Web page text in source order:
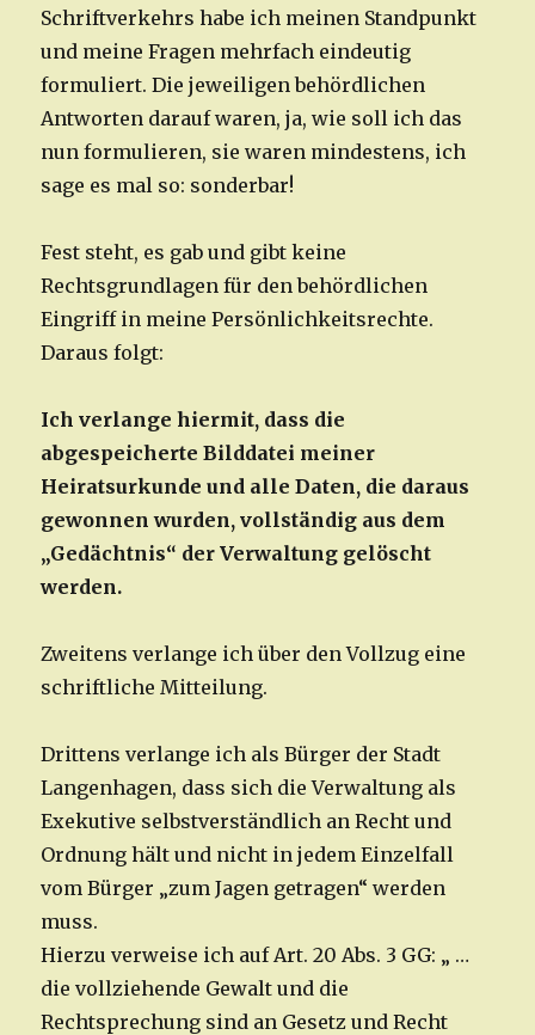
Schriftverkehrs habe ich meinen Standpunkt
und meine Fragen mehrfach eindeutig
formuliert. Die jeweiligen behördlichen
Antworten darauf waren, ja, wie soll ich das
nun formulieren, sie waren mindestens, ich
sage es mal so: sonderbar!
Fest steht, es gab und gibt keine
Rechtsgrundlagen für den behördlichen
Eingriff in meine Persönlichkeitsrechte.
Daraus folgt:
Ich verlange hiermit, dass die
abgespeicherte Bilddatei meiner
Heiratsurkunde und alle Daten, die daraus
gewonnen wurden, vollständig aus dem
„Gedächtnis“ der Verwaltung gelöscht
werden.
Zweitens verlange ich über den Vollzug eine
schriftliche Mitteilung.
Drittens verlange ich als Bürger der Stadt
Langenhagen, dass sich die Verwaltung als
Exekutive selbstverständlich an Recht und
Ordnung hält und nicht in jedem Einzelfall
vom Bürger „zum Jagen getragen“ werden
muss.
Hierzu verweise ich auf Art. 20 Abs. 3 GG: „ …
die vollziehende Gewalt und die
Rechtsprechung sind an Gesetz und Recht